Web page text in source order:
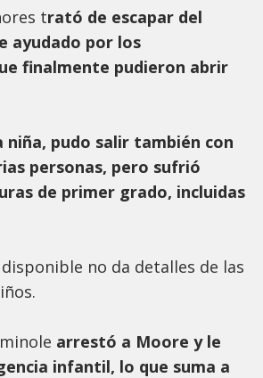
trató de escapar del
ayudado por los
finalmente pudieron abrir
niña, pudo salir también con
personas, pero sufrió
de primer grado, incluidas
no da detalles de las
arrestó a Moore y le
infantil, lo que suma a